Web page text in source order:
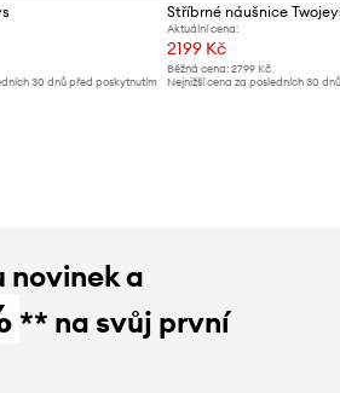
30 dnů před poskytnutím
Stříbrné náušnice
Aktuální cena:
2199 Kč
Běžná cena: 2799 Kč
Nejnižší cena za posledních 30
novinek a
** na svůj první